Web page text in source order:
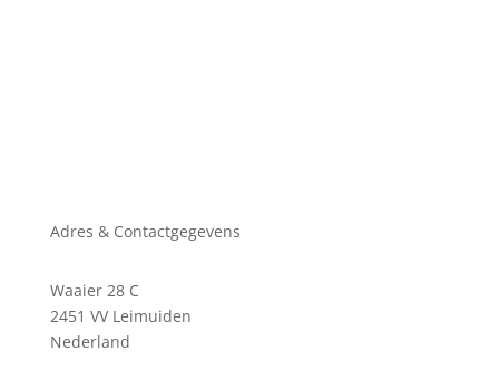
Adres & Contactgegevens
Waaier 28 C
2451 VV Leimuiden
Nederland